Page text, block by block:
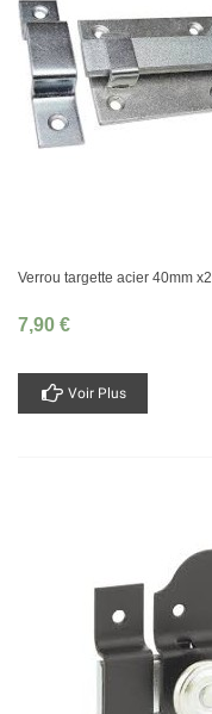
Verrou targette acier 40mm x2
7,90 €
Voir Plus